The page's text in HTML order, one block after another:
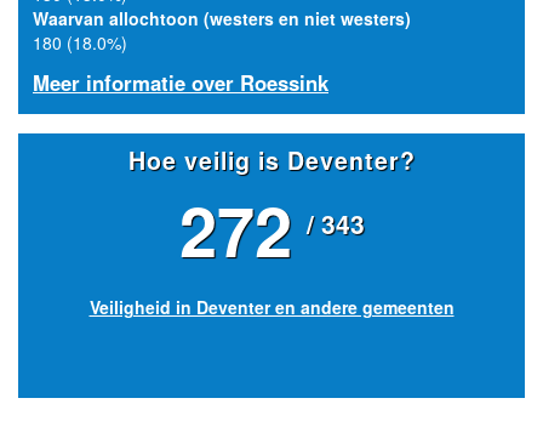
Waarvan allochtoon (westers en niet westers)
180 (18.0%)
Meer informatie over Roessink
Hoe veilig is Deventer?
272 / 343
Veiligheid in Deventer en andere gemeenten